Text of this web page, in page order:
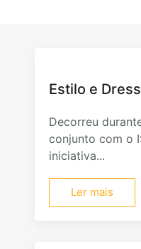
Estilo e
Decorreu
conjunto com o
iniciativa...
Ler mais